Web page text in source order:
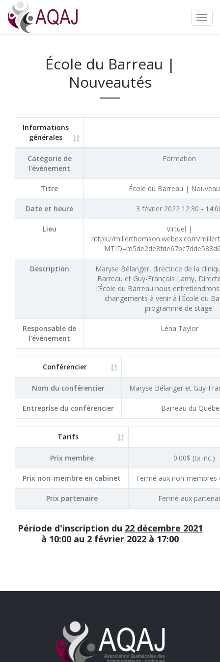
École du Barreau |
Nouveautés
Informations
générales
Catégorie de
l'événement
Formation
Titre École du Barreau |
Date et heure 3 février 2022 12:30 -
Lieu
Virtuel |
https://millerthomson.webex.com/
Description
Maryse Bélanger, directrice de la
Barreau et Guy-François Lamy,
l’École du Barreau nous
changements à venir à l'École du
programme de stage.
Responsable de
l'événement
Léna Taylor
Conférencier
Nom du conférencier Maryse Bélanger et Guy-
Entreprise du conférencier Barreau du
Tarifs
Prix membre 0.00$ (tx inc.)
Prix non-membre en cabinet Fermé aux non-membres
Prix partenaire Fermé aux
Période d'inscription du 22 décembre 2021
à 10:00 au 2 février 2022 à 17:00